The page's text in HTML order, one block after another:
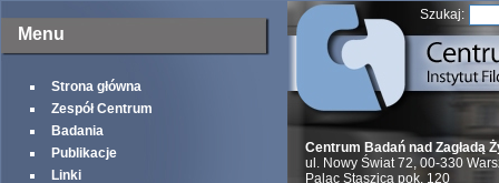
Menu
Strona główna
Zespół Centrum
Badania
Publikacje
Linki
Szukaj:
Centrum Badań nad Zagładą
ul. Nowy Świat 72, 00-330
Palac Staszica pok. 120